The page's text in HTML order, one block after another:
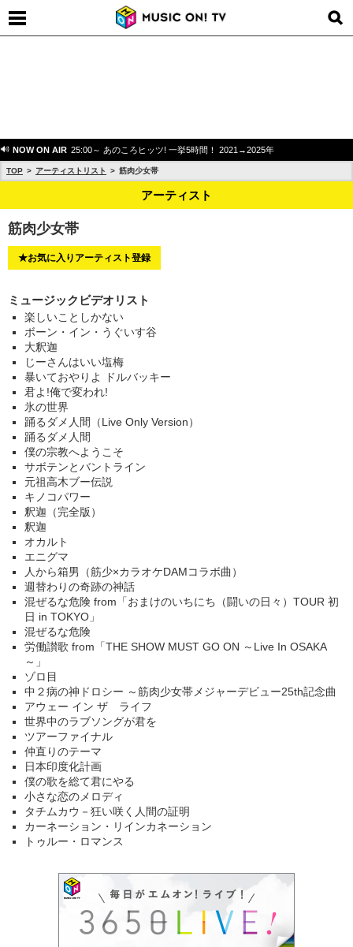
NOW ON AIR 25:00～ あのころヒッツ! 一挙5時間！ 2021→2025年
TOP アーティストリスト 筋肉少女帯
アーティスト
筋肉少女帯
★お気に入りアーティスト登録
ミュージックビデオリスト
楽しいことしかない
ボーン・イン・うぐいす谷
大釈迦
じーさんはいい塩梅
暴いておやりよ ドルバッキー
君よ!俺で変われ!
氷の世界
踊るダメ人間（Live Only Version）
踊るダメ人間
僕の宗教へようこそ
サボテンとバントライン
元祖高木ブー伝説
キノコパワー
釈迦（完全版）
釈迦
オカルト
エニグマ
人から箱男（筋少×カラオケDAMコラボ曲）
週替わりの奇跡の神話
混ぜるな危険 from「おまけのいちにち（闘いの日々）TOUR 初
日 in TOKYO」
混ぜるな危険
労働讃歌 from「THE SHOW MUST GO ON ～Live In OSAKA
～」
ゾロ目
中２病の神ドロシー ～筋肉少女帯メジャーデビュー25th記念曲
アウェー イン ザ ライフ
世界中のラブソングが君を
ツアーファイナル
仲直りのテーマ
日本印度化計画
僕の歌を総て君にやる
小さな恋のメロディ
タチムカウ－狂い咲く人間の証明
カーネーション・リインカネーション
トゥルー・ロマンス